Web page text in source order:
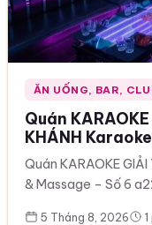
ĂN UỐNG, BAR,
Quán
KHÁNH
geleximco Lê
( cách cổng
CẤP – CHẤT
Quán KARAOKE
& Massage – Số 6
5 Tháng 8, 2026